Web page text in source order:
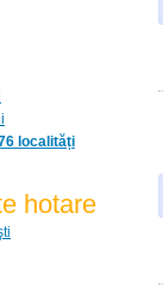
localități
hotare